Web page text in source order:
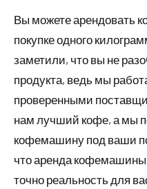
Вы можете арендовать
покупке одного
заметили, что вы не
продукта, ведь мы
проверенными
нам лучший кофе, а мы
кофемашину под ваши
что аренда кофемашины
точно реальность для